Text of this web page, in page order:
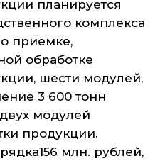
планируется
комплекса
приемке,
обработке
шести модулей,
3 600 тонн
модулей
продукции.
млн. рублей,